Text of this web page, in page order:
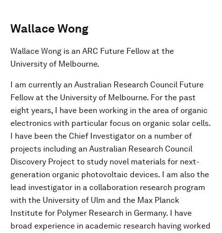
Wallace Wong
Wallace Wong is an ARC Future Fellow at the
University of Melbourne.
I am currently an Australian Research Council Future
Fellow at the University of Melbourne. For the past
eight years, I have been working in the area of organic
electronics with particular focus on organic solar cells.
I have been the Chief Investigator on a number of
projects including an Australian Research Council
Discovery Project to study novel materials for next-
generation organic photovoltaic devices. I am also the
lead investigator in a collaboration research program
with the University of Ulm and the Max Planck
Institute for Polymer Research in Germany. I have
broad experience in academic research having worked